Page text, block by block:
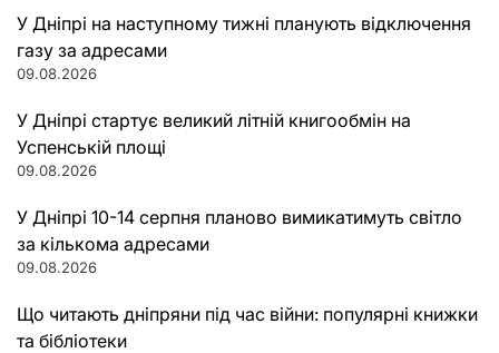
У Дніпрі на наступному тижні планують відключення
газу за адресами
09.08.2026
У Дніпрі стартує великий літній книгообмін на
Успенській площі
09.08.2026
У Дніпрі 10-14 серпня планово вимикатимуть світло
за кількома адресами
09.08.2026
Що читають дніпряни під час війни: популярні книжки
та бібліотеки